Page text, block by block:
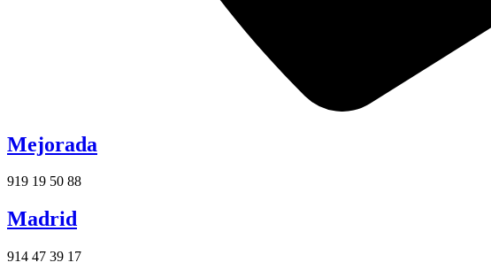
Mejorada
919 19 50 88
Madrid
914 47 39 17